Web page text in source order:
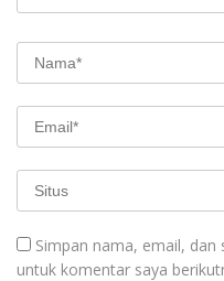
Simpan nama, email,
untuk komentar saya